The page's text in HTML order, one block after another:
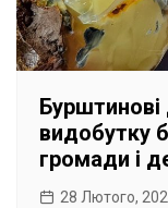
Бурштинові
видобутку
громади і
28 Лютого,